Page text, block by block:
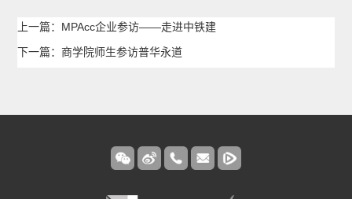
上一篇：MPAcc企业参访——走进中铁建
下一篇：商学院师生参访普华永道